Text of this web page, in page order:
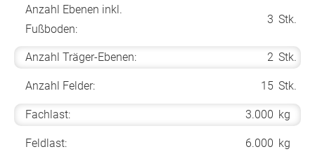
Anzahl Ebenen inkl.
Fußboden:
3 Stk.
Anzahl Träger-Ebenen: 2 Stk.
Anzahl Felder: 15 Stk.
Fachlast: 3.000 kg
Feldlast: 6.000 kg